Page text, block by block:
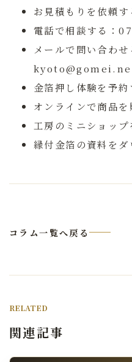
お見積もりを依頼す
電話で相談する：
メールで問い合わせ
金箔押し体験を予約
オンラインで商品を
工房のミニショップ
縁付金箔の資料をダ
コラム一覧へ戻る
RELATED
関連記事